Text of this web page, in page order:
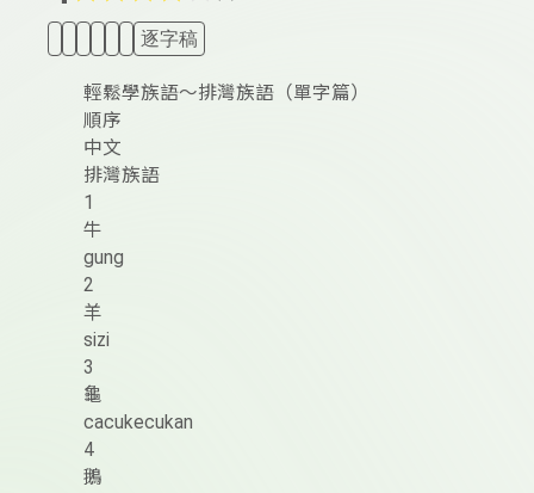
逐字稿
輕鬆學族語～排灣族語（單字篇）
順序
中文
排灣族語
1
牛
gung
2
羊
sizi
3
龜
cacukecukan
4
鵝